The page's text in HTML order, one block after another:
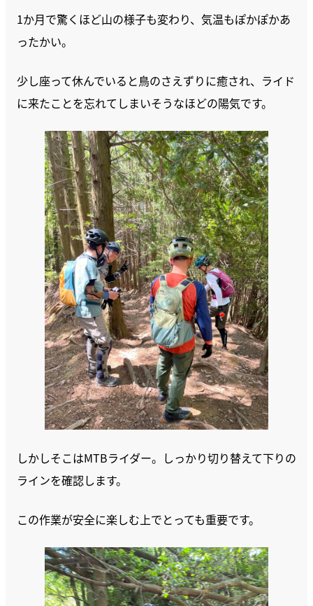
1か月で驚くほど山の様子も変わり、気温もぽかぽかあ
ったかい。
少し座って休んでいると鳥のさえずりに癒され、ライド
に来たことを忘れてしまいそうなほどの陽気です。
しかしそこはMTBライダー。しっかり切り替えて下りの
ラインを確認します。
この作業が安全に楽しむ上でとっても重要です。